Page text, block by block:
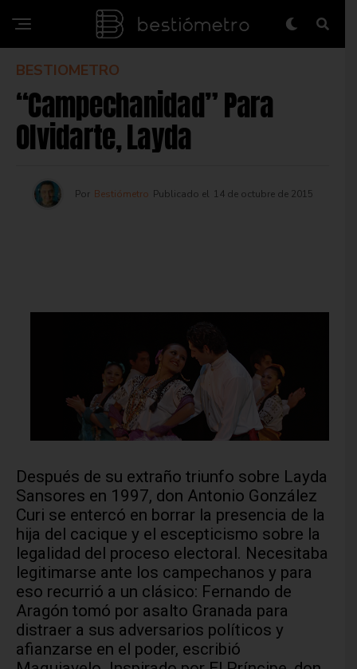
BESTIOMETRO
“Campechanidad” Para
Olvidarte, Layda
Por Bestiómetro Publicado el 14 de octubre de 2015
Después de su extraño triunfo sobre Layda
Sansores en 1997, don Antonio González
Curi se entercó en borrar la presencia de la
hija del cacique y el escepticismo sobre la
legalidad del proceso electoral. Necesitaba
legitimarse ante los campechanos y para
eso recurrió a un clásico: Fernando de
Aragón tomó por asalto Granada para
distraer a sus adversarios políticos y
afianzarse en el poder, escribió